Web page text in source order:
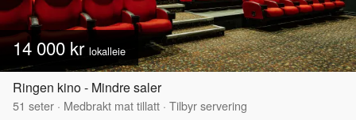
14 000 kr lokalleie
Ringen kino - Mindre saler
51 seter · Medbrakt mat tillatt · Tilbyr servering